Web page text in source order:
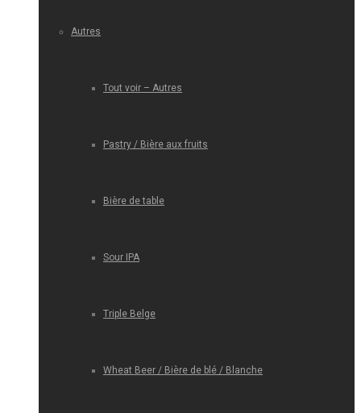
Autres
Tout voir – Autres
Pastry / Bière aux fruits
Bière de table
Sour IPA
Triple Belge
Wheat Beer / Bière de blé / Blanche